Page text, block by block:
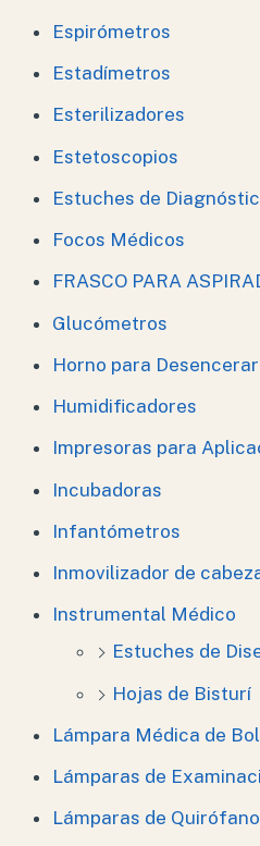
Espirómetros
Estadímetros
Esterilizadores
Estetoscopios
Estuches de
Focos Médicos
FRASCO PARA
Glucómetros
Horno para Desencerar
Humidificadores
Impresoras para
Incubadoras
Infantómetros
Inmovilizador de
Instrumental Médico
Estuches de
Hojas de Bisturí
Lámpara Médica de
Lámparas de
Lámparas de Quirófano